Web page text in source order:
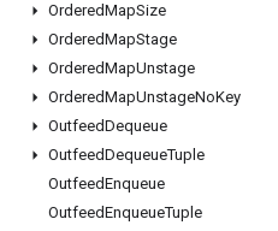
OrderedMapSize
OrderedMapStage
OrderedMapUnstage
OrderedMapUnstageNoKey
OutfeedDequeue
OutfeedDequeueTuple
OutfeedEnqueue
OutfeedEnqueueTuple